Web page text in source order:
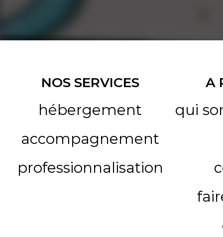
NOS SERVICES
hébergement
accompagnement
professionnalisation
A
qui